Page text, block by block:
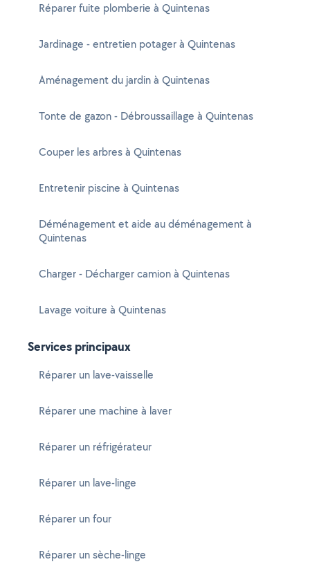
Réparer fuite plomberie à Quintenas
Jardinage - entretien potager à Quintenas
Aménagement du jardin à Quintenas
Tonte de gazon - Débroussaillage à Quintenas
Couper les arbres à Quintenas
Entretenir piscine à Quintenas
Déménagement et aide au déménagement à
Quintenas
Charger - Décharger camion à Quintenas
Lavage voiture à Quintenas
Services principaux
Réparer un lave-vaisselle
Réparer une machine à laver
Réparer un réfrigérateur
Réparer un lave-linge
Réparer un four
Réparer un sèche-linge